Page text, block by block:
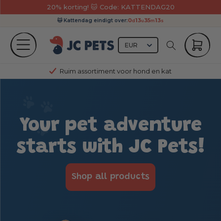
20% korting! 🐱 Code: KATTENDAG20
🐱 Kattendag eindigt over:0d 13u 35m12s
Ruim assortiment voor hond en kat
Your pet adventure
starts with JC Pets!
Shop all products